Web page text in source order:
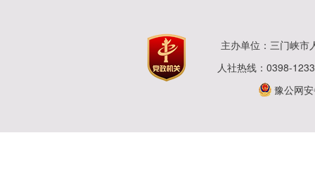
主办单位：三门峡
人社热线：0398-
豫公网